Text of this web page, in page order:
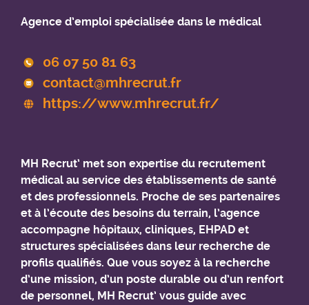
Agence d’emploi spécialisée dans le médical
06 07 50 81 63
contact@mhrecrut.fr
https://www.mhrecrut.fr/
MH Recrut’ met son expertise du recrutement
médical au service des établissements de santé
et des professionnels. Proche de ses partenaires
et à l’écoute des besoins du terrain, l’agence
accompagne hôpitaux, cliniques, EHPAD et
structures spécialisées dans leur recherche de
profils qualifiés. Que vous soyez à la recherche
d’une mission, d’un poste durable ou d’un renfort
de personnel, MH Recrut’ vous guide avec